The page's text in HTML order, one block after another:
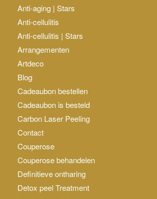
Anti-aging | Stars
Anti-cellulitis
Anti-cellulitis | Stars
Arrangementen
Artdeco
Blog
Cadeaubon bestellen
Cadeaubon is besteld
Carbon Laser Peeling
Contact
Couperose
Couperose behandelen
Definitieve ontharing
Detox peel Treatment